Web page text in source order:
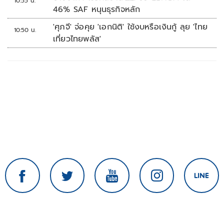
46% SAF หนุนธุรกิจหลัก
10:50 น.
'ศุภจี' จ่อคุย 'เอกนิติ' ใช้งบหรือเงินกู้ ลุย 'ไทย
เที่ยวไทยพลัส'